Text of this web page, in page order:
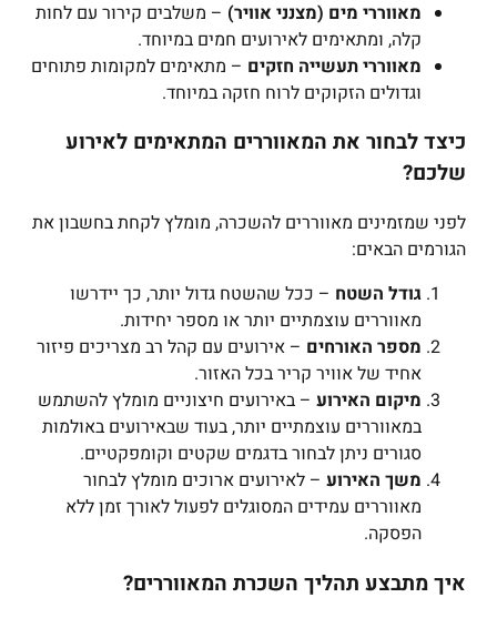
מאווררי מים (מצנני אוויר) – משלבים קירור עם לחות
קלה, ומתאימים לאירועים חמים במיוחד.
מאווררי תעשייה חזקים – מתאימים למקומות פתוחים
וגדולים הזקוקים לרוח חזקה במיוחד.
כיצד לבחור את המאווררים המתאימים לאירוע
שלכם?
לפני שמזמינים מאווררים להשכרה, מומלץ לקחת בחשבון את
הגורמים הבאים:
גודל השטח – ככל שהשטח גדול יותר, כך יידרשו
מאווררים עוצמתיים יותר או מספר יחידות.
מספר האורחים – אירועים עם קהל רב מצריכים פיזור
אחיד של אוויר קריר בכל האזור.
מיקום האירוע – באירועים חיצוניים מומלץ להשתמש
במאווררים עוצמתיים יותר, בעוד שבאירועים באולמות
סגורים ניתן לבחור בדגמים שקטים וקומפקטיים.
משך האירוע – לאירועים ארוכים מומלץ לבחור
מאווררים עמידים המסוגלים לפעול לאורך זמן ללא
הפסקה.
איך מתבצע תהליך השכרת המאווררים?